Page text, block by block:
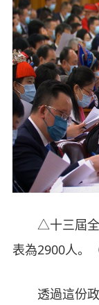
△十三屆全
表為2900人。
透過這份政